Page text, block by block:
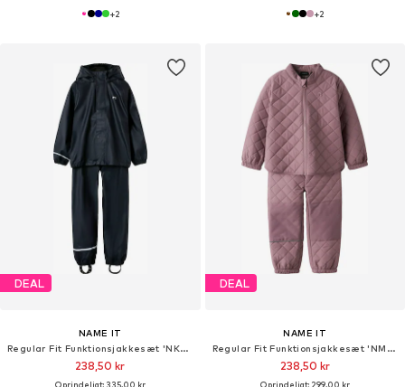
+2 +2
DEAL
NAME IT
Regular Fit Funktionsjakkesæt 'NKNDry10'
238,50 kr
DEAL
NAME IT
Regular Fit Funktionsjakkesæt 'NMNChilly'
238,50 kr